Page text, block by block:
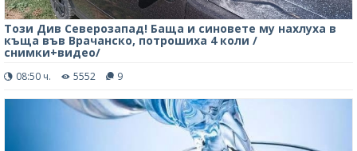
Този Див Северозапад! Баща и синовете му нахлуха в
къща във Врачанско, потрошиха 4 коли /
снимки+видео/
08:50 ч. 5552 9